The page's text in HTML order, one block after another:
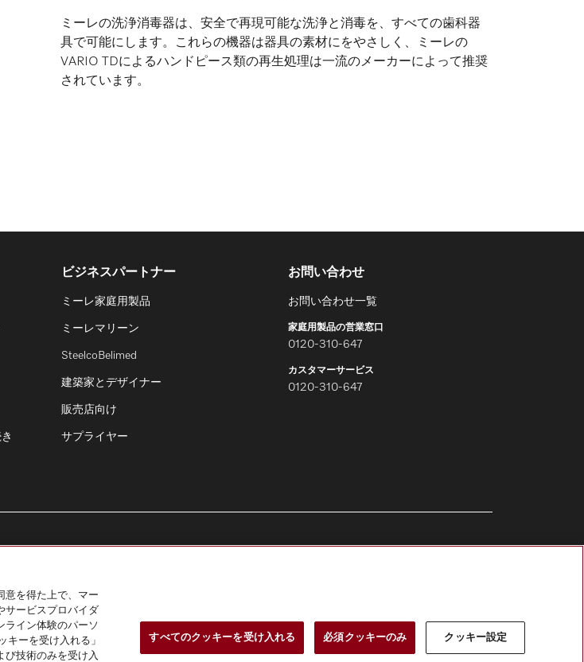
ミーレの洗浄消毒器は、安全で再現可能な洗浄と消毒を、すべての歯科器
具で可能にします。これらの機器は器具の素材にをやさしく、ミーレの
VARIO TDによるハンドピース類の再生処理は一流のメーカーによって推奨
されています。
ビジネスパートナー
ミーレ家庭用製品
ミーレマリーン
SteelcoBelimed
建築家とデザイナー
販売店向け
サプライヤー
お問い合わせ
お問い合わせ一覧
家庭用製品の営業窓口
0120-310-647
カスタマーサービス
0120-310-647
意を得た上で、マー
サービスプロバイダ
ライン体験のパーソ
キーを受け入れる」
び技術のみを受け入
すべてのクッキーを受け入れる 必須クッキーのみ クッキー設定